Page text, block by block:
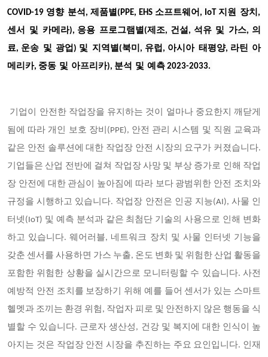
COVID-19 영향 분석 , 제품별 (PPE, EHS 소프트웨어 , IoT 지원 장치 ,
센서 및 카메라), 응용 프로그램별 (제조, 건설 , 석유 및 가스, 의
료 , 운송 및 광업 ) 및 지역별 (북미 , 유럽 , 아시아 태평양, 라틴 아
메리카, 중동 및 아프리카), 분석 및 예측 2023-2033.
기업이 안전한 작업장을 유지하는 것이 얼마나 중요한지 깨닫게
됨에 따라 개인 보호 장비(PPE), 안전 관리 시스템 및 직원 교육과
같은 안전 솔루션에 대한 작업장 안전 시장의 요구가 커졌습니다.
기업들은 산업 전반에 걸쳐 작업장 사망 및 부상 증가로 인해 작업
장 안전에 대한 관심이 높아짐에 따라 보다 광범위한 안전 조치와
규정을 시행하고 있습니다. 작업장 안전은 인공 지능(AI), 사물 인
터넷(IoT) 및 예측 분석과 같은 최첨단 기술의 사용으로 인해 변화
하고 있습니다. 웨어러블, 네트워크 장치 및 사물 인터넷 기능을
갖춘 센서를 사용하면 가스 누출, 온도 변화 및 위험한 산업 활동을
포함한 위험한 상황을 실시간으로 모니터링할 수 있습니다. 사전
예방적 안전 조치를 보장하기 위해 예를 들어 센서가 있는 스마트
헬멧과 조끼는 환경 위험, 작업자 피로 및 안전하지 않은 행동을 식
별할 수 있습니다. 근로자 생산성, 건강 및 복지에 대한 인식이 높
아지는 것은 작업장 안전 시장을 추진하는 주요 요인입니다. 인재